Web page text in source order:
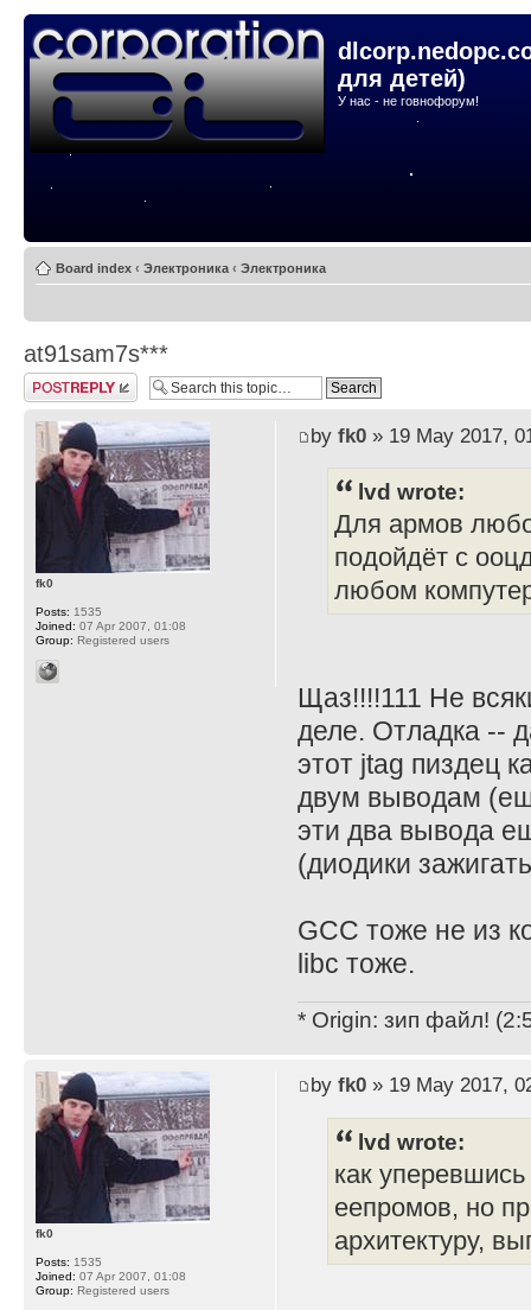
для детей)
У нас - не говнофорум!
Board index ‹ Электроника ‹ Электроника
at91sam7s***
Post a reply
by fk0» 19 May 2017,
lvd wrote:
Для армов
подойдёт с
любом
Щаз!!!!111 Не
деле. Отладка --
этот jtag пиздец
двум выводам
эти два вывода
(диодики
GCC тоже не из
libc тоже.
* Origin: зип файл!
fk0
Posts: 1535
Joined: 07 Apr 2007, 01:08
Group: Registered users
by fk0» 19 May 2017,
lvd wrote:
как
еепромов, но
архитектуру,
fk0
Posts: 1535
Joined: 07 Apr 2007, 01:08
Group: Registered users